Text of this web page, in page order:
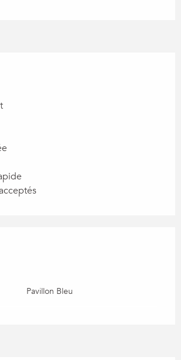
Pavillon Bleu